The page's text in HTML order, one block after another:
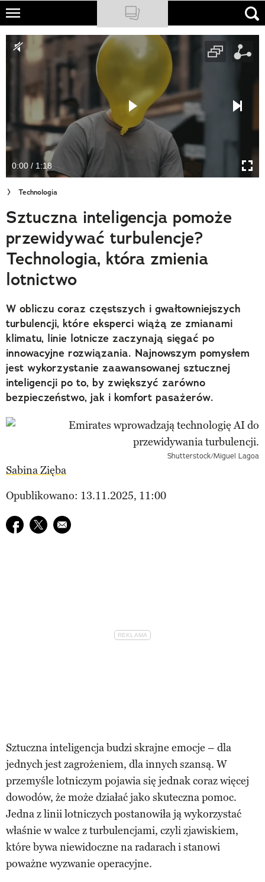
Skip
main
content
NATIONAL GEOGRAPHIC
TRAVELER
Newsletter
Cuda Polski
Wielki Konkurs Fotograficzny
Trendbook Podróżniczy
Polecane
0:00 / 1:18
Technologia
Sztuczna inteligencja pomoże
przewidywać turbulencje?
Technologia, która zmienia
lotnictwo
W obliczu coraz częstszych i gwałtowniejszych
turbulencji, które eksperci wiążą ze zmianami
klimatu, linie lotnicze zaczynają sięgać po
innowacyjne rozwiązania. Najnowszym pomysłem
jest wykorzystanie zaawansowanej sztucznej
inteligencji po to, by zwiększyć zarówno
bezpieczeństwo, jak i komfort pasażerów.
Shutterstock/Miguel Lagoa
Sabina Zięba
Opublikowano: 13.11.2025, 11:00
Udostępnij na facebook
Udostępnij na twitter
E-mail do przyjaciela
Sztuczna inteligencja budzi skrajne emocje – dla
jednych jest zagrożeniem, dla innych szansą. W
przemyśle lotniczym pojawia się jednak coraz więcej
dowodów, że może działać jako skuteczna pomoc.
Jedna z linii lotniczych postanowiła ją wykorzystać
właśnie w walce z turbulencjami, czyli zjawiskiem,
które bywa niewidoczne na radarach i stanowi
poważne wyzwanie operacyjne.